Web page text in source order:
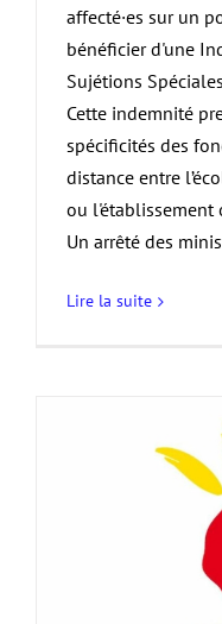
affecté·es sur un
bénéficier d'une
Sujétions
Cette indemnité
spécificités des
distance entre
ou l'établissement
Un arrêté des
Lire la suite